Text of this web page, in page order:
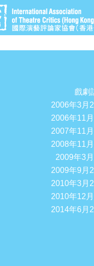
戲劇
2006年3月
2006年11
2007年11
2008年11
2009年3
2009年9月
2010年3月
2010年12
2014年6月